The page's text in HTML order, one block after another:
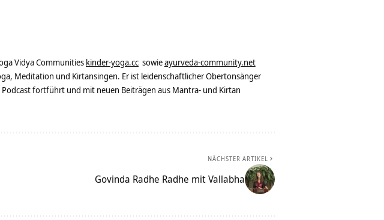
Vidya Communities kinder-yoga.cc sowieayurveda-community.net
Meditation und Kirtansingen. Er ist leidenschaftlicher Obertonsänger
fortführt und mit neuen Beiträgen aus Mantra- und Kirtan
NÄCHSTER ARTIKEL
Govinda Radhe Radhe mit Vallabha